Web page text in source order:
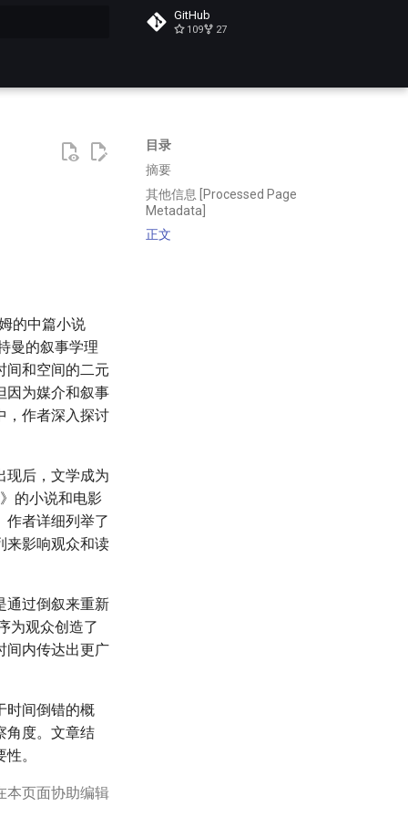
GitHub
109 27
目录
摘要
其他信息 [Processed Page
Metadata]
正文
的中篇小说
曼的叙事学理
间和空间的二元
因为媒介和叙事
，作者深入探讨
现后，文学成为
的小说和电影
作者详细列举了
来影响观众和读
通过倒叙来重新
为观众创造了
间内传达出更广
时间倒错的概
角度。文章结
。
本页面协助编辑